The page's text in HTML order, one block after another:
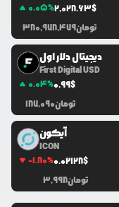
0.05%2,028.63$
380,978,479تومان
دیجیتال دلار اول
First Digital USD
0.04%0.99$
187,090تومان
آیکون
ICON
-1.80%0.02128$
3,998تومان